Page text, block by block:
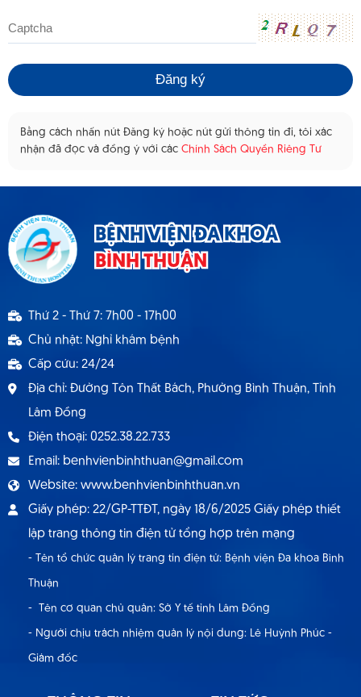
Bằng cách nhấn nút Đăng ký hoặc nút gửi thông tin đi, tôi xác
nhận đã đọc và đồng ý với các Chính Sách Quyền Riêng Tư
BỆNH VIỆN ĐA KHOA
BÌNH THUẬN
Thứ 2 - Thứ 7: 7h00 - 17h00
Chủ nhật: Nghỉ khám bệnh
Cấp cứu: 24/24
Địa chỉ: Đường Tôn Thất Bách, Phường Bình Thuận, Tỉnh
Lâm Đồng
Điện thoại: 0252.38.22.733
Email: benhvienbinhthuan@gmail.com
Website: www.benhvienbinhthuan.vn
Giấy phép: 22/GP-TTĐT, ngày 18/6/2025 Giấy phép thiết
lập trang thông tin điện tử tổng hợp trên mạng
- Tên tổ chức quản lý trang tin điện tử: Bệnh viện Đa khoa Bình
Thuận
- Tên cơ quan chủ quản: Sở Y tế tỉnh Lâm Đồng
- Người chịu trách nhiệm quản lý nội dung: Lê Huỳnh Phúc -
Giám đốc